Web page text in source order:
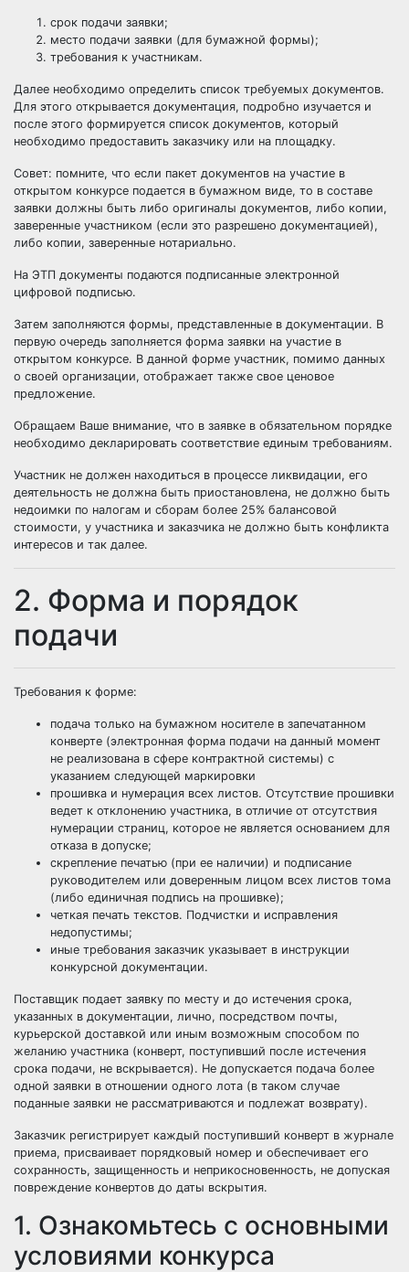
срок подачи заявки;
место подачи заявки (для бумажной формы);
требования к участникам.
Далее необходимо определить список требуемых документов.
Для этого открывается документация, подробно изучается и
после этого формируется список документов, который
необходимо предоставить заказчику или на площадку.
Совет: помните, что если пакет документов на участие в
открытом конкурсе подается в бумажном виде, то в составе
заявки должны быть либо оригиналы документов, либо копии,
заверенные участником (если это разрешено документацией),
либо копии, заверенные нотариально.
На ЭТП документы подаются подписанные электронной
цифровой подписью.
Затем заполняются формы, представленные в документации. В
первую очередь заполняется форма заявки на участие в
открытом конкурсе. В данной форме участник, помимо данных
о своей организации, отображает также свое ценовое
предложение.
Обращаем Ваше внимание, что в заявке в обязательном порядке
необходимо декларировать соответствие единым требованиям.
Участник не должен находиться в процессе ликвидации, его
деятельность не должна быть приостановлена, не должно быть
недоимки по налогам и сборам более 25% балансовой
стоимости, у участника и заказчика не должно быть конфликта
интересов и так далее.
2. Форма и порядок
подачи
Требования к форме:
подача только на бумажном носителе в запечатанном
конверте (электронная форма подачи на данный момент
не реализована в сфере контрактной системы) с
указанием следующей маркировки
прошивка и нумерация всех листов. Отсутствие прошивки
ведет к отклонению участника, в отличие от отсутствия
нумерации страниц, которое не является основанием для
отказа в допуске;
скрепление печатью (при ее наличии) и подписание
руководителем или доверенным лицом всех листов тома
(либо единичная подпись на прошивке);
четкая печать текстов. Подчистки и исправления
недопустимы;
иные требования заказчик указывает в инструкции
конкурсной документации.
Поставщик подает заявку по месту и до истечения срока,
указанных в документации, лично, посредством почты,
курьерской доставкой или иным возможным способом по
желанию участника (конверт, поступивший после истечения
срока подачи, не вскрывается). Не допускается подача более
одной заявки в отношении одного лота (в таком случае
поданные заявки не рассматриваются и подлежат возврату).
Заказчик регистрирует каждый поступивший конверт в журнале
приема, присваивает порядковый номер и обеспечивает его
сохранность, защищенность и неприкосновенность, не допуская
повреждение конвертов до даты вскрытия.
1. Ознакомьтесь с основными
условиями конкурса